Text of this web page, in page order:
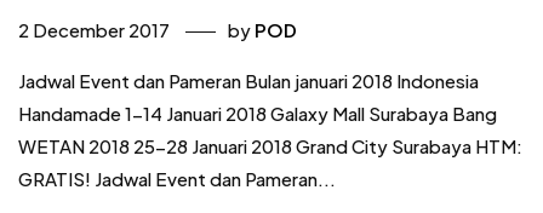
2 December 2017 by POD
Jadwal Event dan Pameran Bulan januari 2018 Indonesia
Handamade 1-14 Januari 2018 Galaxy Mall Surabaya Bang
WETAN 2018 25-28 Januari 2018 Grand City Surabaya HTM:
GRATIS! Jadwal Event dan Pameran...